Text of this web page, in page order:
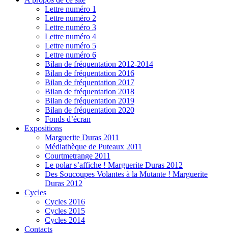
Lettre numéro 1
Lettre numéro 2
Lettre numéro 3
Lettre numéro 4
Lettre numéro 5
Lettre numéro 6
Bilan de fréquentation 2012-2014
Bilan de fréquentation 2016
Bilan de fréquentation 2017
Bilan de fréquentation 2018
Bilan de fréquentation 2019
Bilan de fréquentation 2020
Fonds d’écran
Expositions
Marguerite Duras 2011
Médiathèque de Puteaux 2011
Courtmetrange 2011
Le polar s’affiche ! Marguerite Duras 2012
Des Soucoupes Volantes à la Mutante ! Marguerite
Duras 2012
Cycles
Cycles 2016
Cycles 2015
Cycles 2014
Contacts